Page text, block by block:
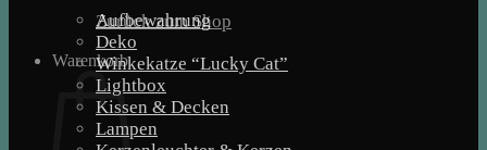
Zurück zum Shop
Warenkorb
Aufbewahrung
Deko
Winkekatze “Lucky Cat”
Lightbox
Kissen & Decken
Lampen